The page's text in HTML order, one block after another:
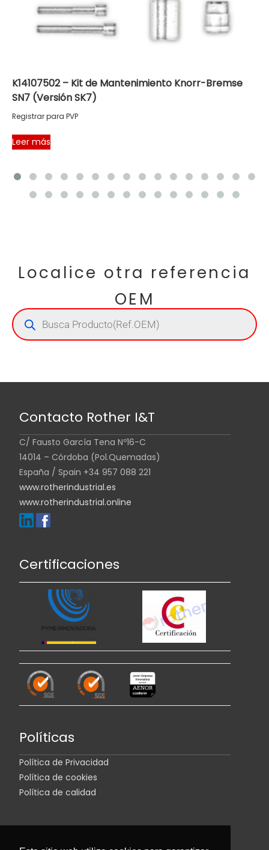
K14107502 – Kit de Mantenimiento Knorr-Bremse
SN7 (Versión SK7)
Registrar para PVP
Leer más
Localice otra referencia
OEM
Contacto Rother I&T
C/ Fausto García Tena Nº16-C
14014 – Córdoba (Pol.Quemadas)
España / Spain +34 957 088 221
www.rotherindustrial.es
www.rotherindustrial.online
Certificaciones
Políticas
Política de Privacidad
Política de cookies
Política de calidad